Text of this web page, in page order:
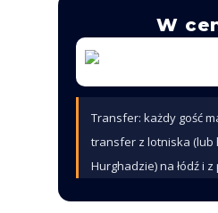
W
Transfer: każdy gość
transfer z lotniska (lub
Hurghadzie) na łódź i